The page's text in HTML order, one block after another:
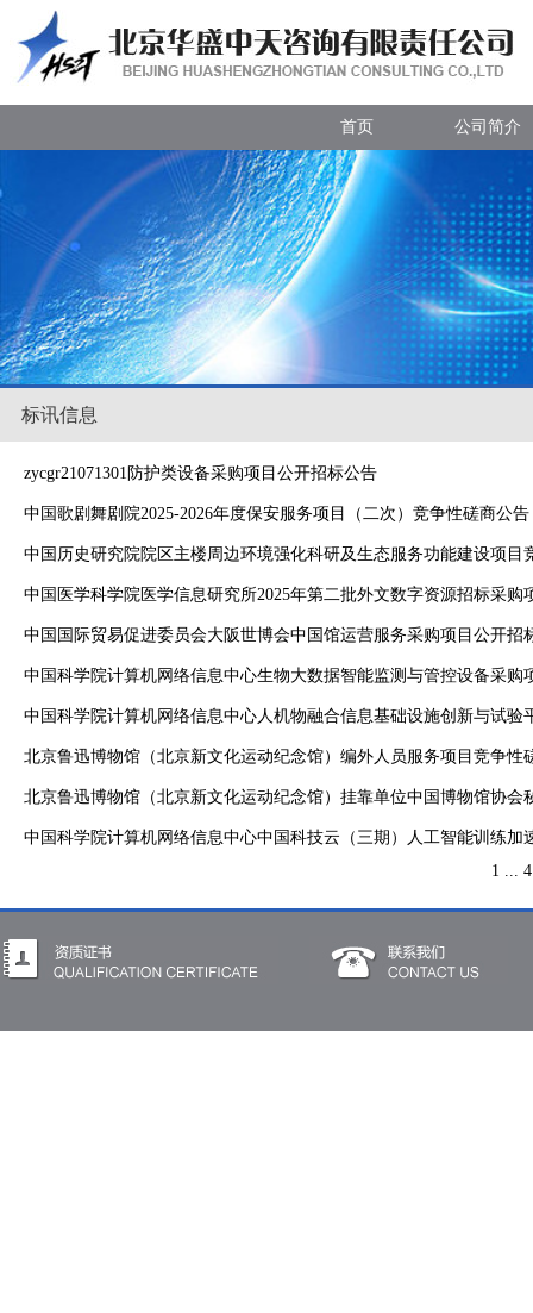
首页 公司简介
标讯信息
zycgr21071301防护类设备采购项目公开招标公告
中国歌剧舞剧院2025-2026年度保安服务项目（二次）竞争性磋商公告
中国历史研究院院区主楼周边环境强化科研及生态服务功能建设项目
中国医学科学院医学信息研究所2025年第二批外文数字资源招标采购
中国国际贸易促进委员会大阪世博会中国馆运营服务采购项目公开招
中国科学院计算机网络信息中心生物大数据智能监测与管控设备采购
中国科学院计算机网络信息中心人机物融合信息基础设施创新与试
北京鲁迅博物馆（北京新文化运动纪念馆）编外人员服务项目竞争性
北京鲁迅博物馆（北京新文化运动纪念馆）挂靠单位中国博物馆协会
中国科学院计算机网络信息中心中国科技云（三期）人工智能训练加
1 ... 4